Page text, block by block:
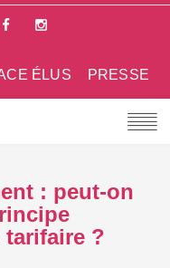
PRESSE
ÉLUS
: peut-on
tarifaire ?